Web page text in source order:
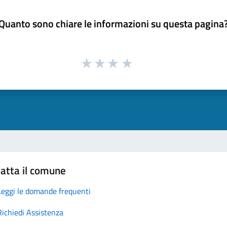
sono chiare le informazioni su questa
il comune
le domande frequenti
Assistenza